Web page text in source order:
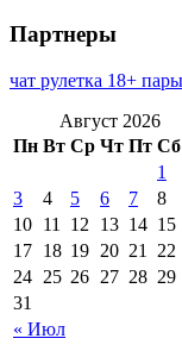
Партнеры
чат рулетка 18+ пары
Август 2026
Пн Вт Ср Чт Пт Сб
« Июл
1
3
4 5 6 7 8
10 11 12 13 14 15
17 18 19 20 21 22
24 25 26 27 28 29
31